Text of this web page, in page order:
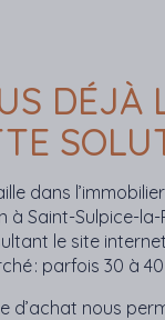
DÉJÀ
dans
à Saint-Sulpice-
le site
: parfois 30 à
d’achat nous